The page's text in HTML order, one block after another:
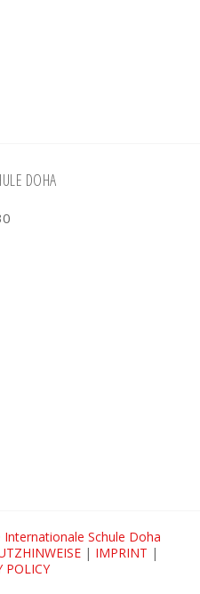
DOHA
Internationale Schule Doha
| IMPRINT |
POLICY